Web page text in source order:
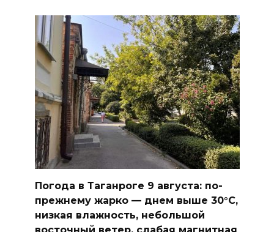
Погода в Таганроге 9 августа: по-
прежнему жарко — днем выше 30°С,
низкая влажность, небольшой